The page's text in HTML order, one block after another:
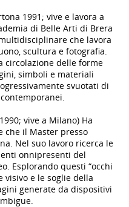
1991; vive e lavora a
di Belle Arti di Brera
che lavora
scultura e fotografia.
circolazione delle forme
simboli e materiali
svuotati di
vive a Milano) Ha
che il Master presso
Nel suo lavoro ricerca le
onnipresenti del
Esplorando questi “occhi
visivo e le soglie della
generate da dispositivi